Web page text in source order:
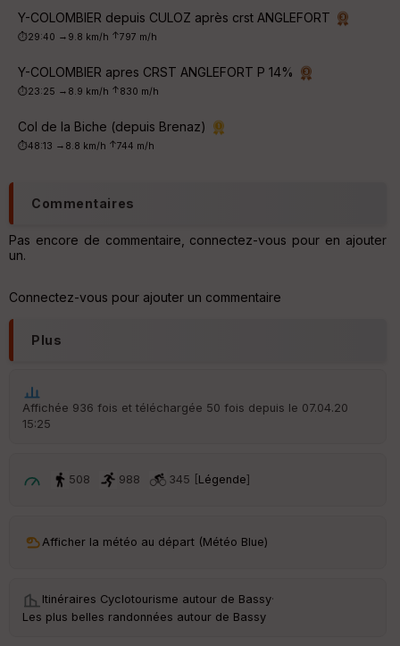
w
Y-COLOMBIER depuis CULOZ après crst ANGLEFORT
⏱29:40 → 9.8 km/h ↑797 m/h
Y-COLOMBIER apres CRST ANGLEFORT P 14%
⏱23:25 → 8.9 km/h ↑830 m/h
Col de la Biche (depuis Brenaz)
⏱48:13 → 8.8 km/h ↑744 m/h
Commentaires
Pas encore de commentaire, connectez-vous pour en ajouter
un.
Connectez-vous pour ajouter un commentaire
Plus
Affichée 936 fois et téléchargée 50 fois depuis le 07.04.20
15:25
508 988 345 [ Légende]
Afficher la météo au départ (Météo Blue)
Itinéraires Cyclotourisme autour de Bassy·
Les plus belles randonnées autour de Bassy